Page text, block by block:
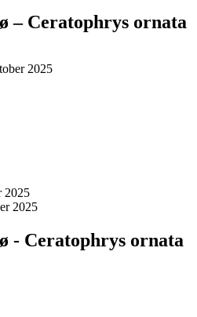
– Ceratophrys ornata
2025
2025
2025
- Ceratophrys ornata